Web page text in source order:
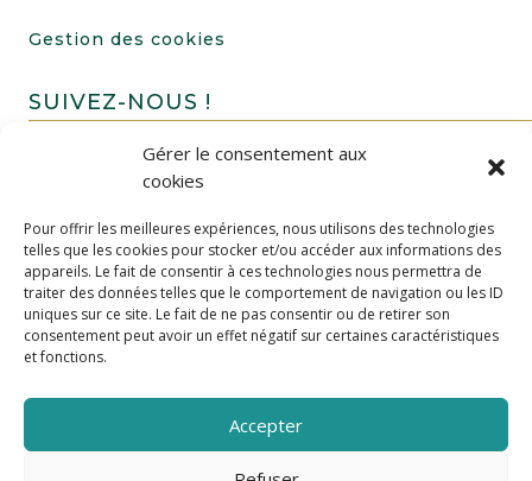
Gérer le consentement aux
cookies
Pour offrir les meilleures expériences, nous utilisons des technologies
telles que les cookies pour stocker et/ou accéder aux informations des
appareils. Le fait de consentir à ces technologies nous permettra de
traiter des données telles que le comportement de navigation ou les ID
uniques sur ce site. Le fait de ne pas consentir ou de retirer son
consentement peut avoir un effet négatif sur certaines caractéristiques
et fonctions.
Accepter
Gestion des cookies
SUIVEZ-NOUS !
FAIRE UN DON